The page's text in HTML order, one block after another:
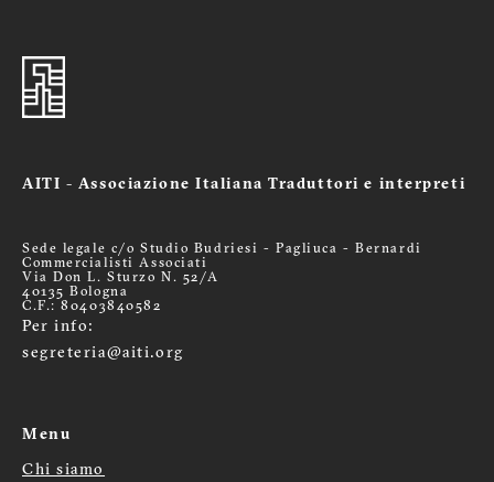
AITI - Associazione Italiana Traduttori e interpreti
Sede legale c/o Studio Budriesi - Pagliuca - Bernardi
Commercialisti Associati
Via Don L. Sturzo N. 52/A
40135 Bologna
C.F.: 80403840582
Per info:
segreteria@aiti.org
Menu
Chi siamo